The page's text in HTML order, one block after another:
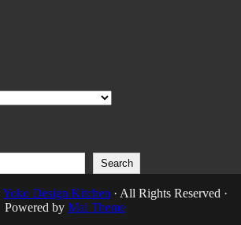
Search
Yoko Design Kitchen · All Rights Reserved ·
Powered by Mai Theme